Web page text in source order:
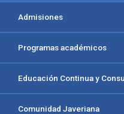
Menú principal del
Admisiones
Programas académicos
Educación Continua y
Comunidad Javeriana